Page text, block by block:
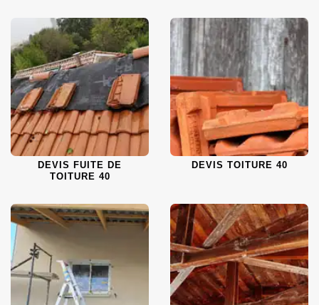
DEVIS FUITE DE
TOITURE 40
DEVIS TOITURE 40